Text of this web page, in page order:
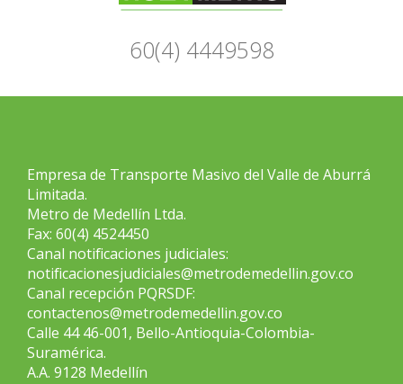
60(4) 4449598
Empresa de Transporte Masivo del Valle de Aburrá
Limitada.
Metro de Medellín Ltda.
Fax: 60(4) 4524450
Canal notificaciones judiciales:
notificacionesjudiciales@metrodemedellin.gov.co
Canal recepción PQRSDF:
contactenos@metrodemedellin.gov.co
Calle 44 46-001, Bello-Antioquia-Colombia-
Suramérica.
A.A. 9128 Medellín